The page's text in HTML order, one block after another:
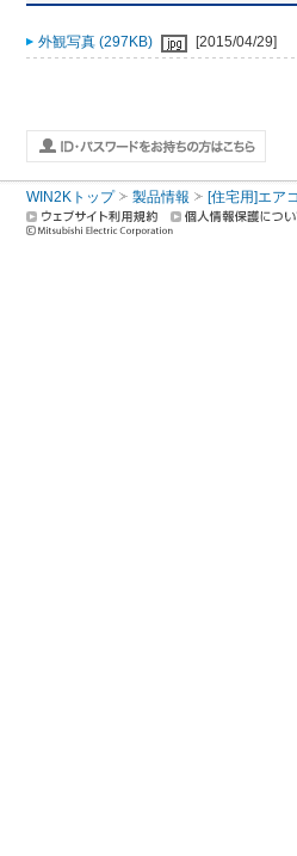
外観写真 (297KB) [2015/04/29]
WIN2Kトップ 製品情報 [住宅用]エア